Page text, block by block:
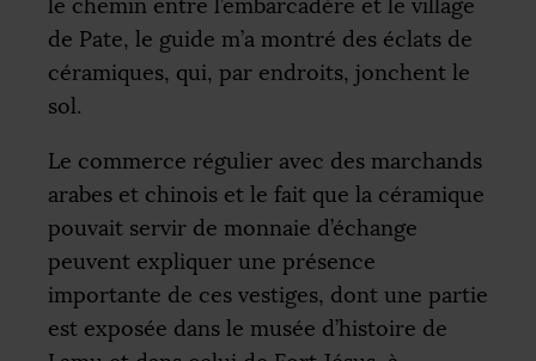
le chemin entre l’embarcadère et le village
de Pate, le guide m’a montré des éclats de
céramiques, qui, par endroits, jonchent le
sol.
Le commerce régulier avec des marchands
arabes et chinois et le fait que la céramique
pouvait servir de monnaie d’échange
peuvent expliquer une présence
importante de ces vestiges, dont une partie
est exposée dans le musée d’histoire de